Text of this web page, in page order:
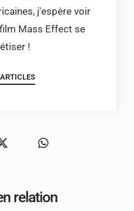
j'espère voir
Mass Effect se
!
relation